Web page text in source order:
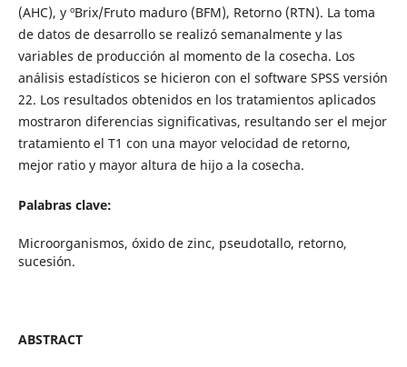
(AHC), y ºBrix/Fruto maduro (BFM), Retorno (RTN). La toma
de datos de desarrollo se realizó semanalmente y las
variables de producción al momento de la cosecha. Los
análisis estadísticos se hicieron con el software SPSS versión
22. Los resultados obtenidos en los tratamientos aplicados
mostraron diferencias significativas, resultando ser el mejor
tratamiento el T1 con una mayor velocidad de retorno,
mejor ratio y mayor altura de hijo a la cosecha.
Palabras clave:
Microorganismos, óxido de zinc, pseudotallo, retorno,
sucesión.
ABSTRACT